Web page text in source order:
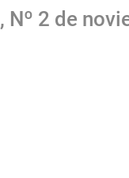
, Nº 2 de